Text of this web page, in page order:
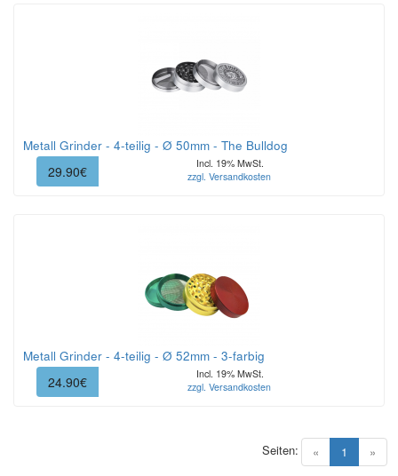
Metall Grinder - 4-teilig - Ø 50mm - The Bulldog
29.90€
Incl. 19% MwSt.
zzgl. Versandkosten
Metall Grinder - 4-teilig - Ø 52mm - 3-farbig
24.90€
Incl. 19% MwSt.
zzgl. Versandkosten
« 1 (current)
»
Seiten: